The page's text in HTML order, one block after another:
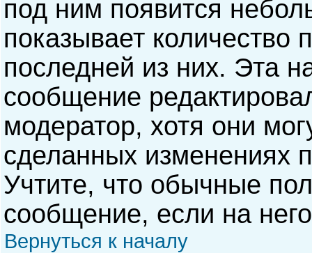
под ним появится
показывает количество
последней из них. Эта
сообщение
модератор, хотя они
сделанных изменениях
Учтите, что обычные
сообщение, если на
Вернуться к началу